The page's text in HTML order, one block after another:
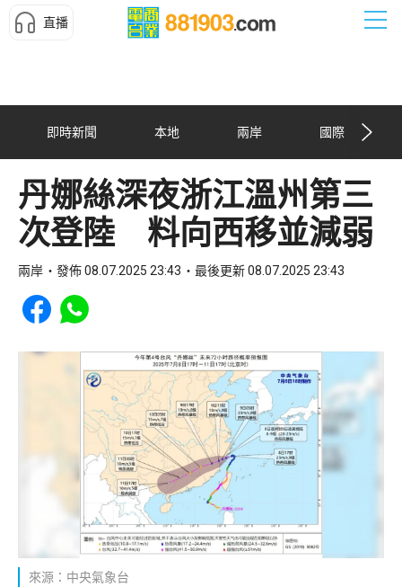
直播
即時新聞 本地 兩岸 國際
丹娜絲深夜浙江溫州第三
次登陸 料向西移並減弱
兩岸 發佈 08.07.2025 23:43 最後更新 08.07.2025 23:43
Share to Facebook
Share to WhatsApp
來源：中央氣象台